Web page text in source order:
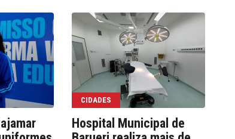
CIDADES
Hospital Municipal de